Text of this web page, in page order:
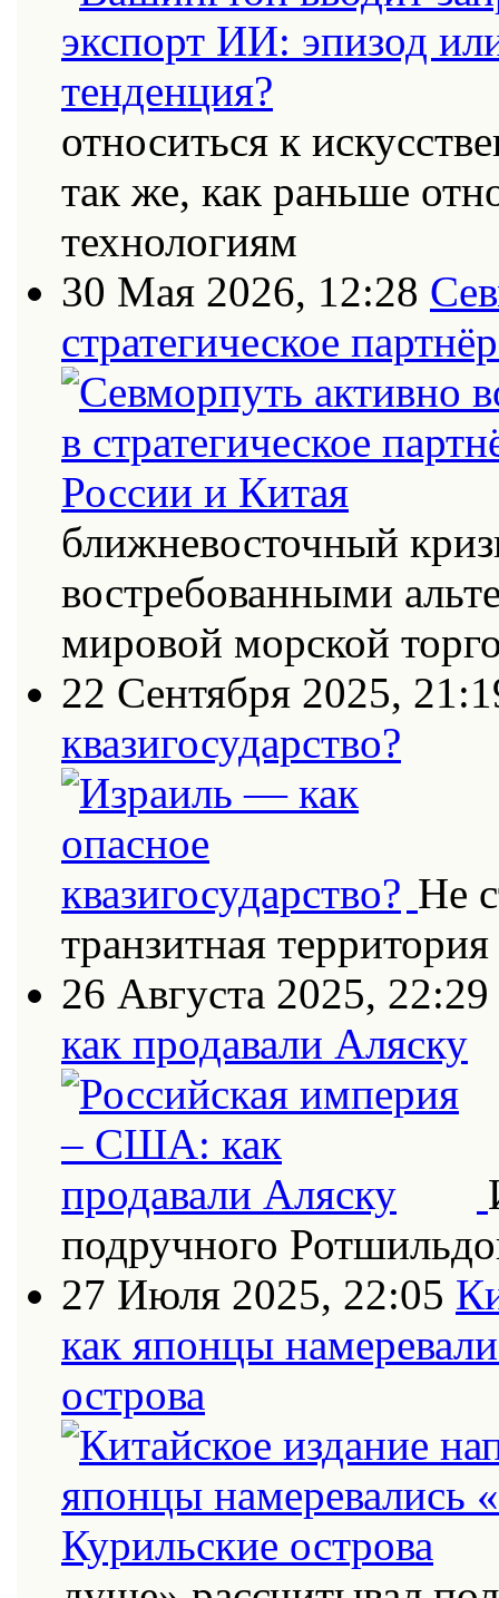
относиться к
так же, как раньше
технологиям
30 Мая 2026, 12:28
стратегическое
ближневосточный
востребованными
мировой морской
22 Сентября 2025,
квазигосударство?
Не
транзитная территория
26 Августа 2025, 22:29
как продавали Аляску
подручного
27 Июля 2025, 22:05
как японцы
острова